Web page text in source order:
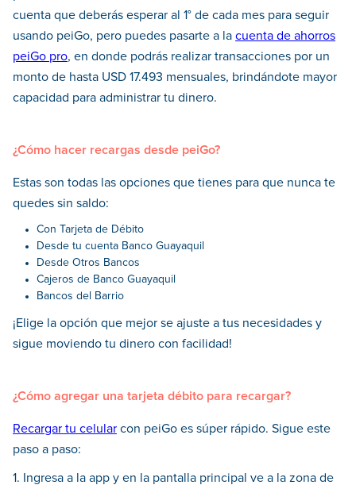
cuenta que deberás esperar al 1° de cada mes para seguir
usando peiGo, pero puedes pasarte a la cuenta de ahorros
peiGo pro, en donde podrás realizar transacciones por un
monto de hasta USD 17.493 mensuales, brindándote mayor
capacidad para administrar tu dinero.
¿Cómo hacer recargas desde peiGo?
Estas son todas las opciones que tienes para que nunca te
quedes sin saldo:
Con Tarjeta de Débito
Desde tu cuenta Banco Guayaquil
Desde Otros Bancos
Cajeros de Banco Guayaquil
Bancos del Barrio
¡Elige la opción que mejor se ajuste a tus necesidades y
sigue moviendo tu dinero con facilidad!
¿Cómo agregar una tarjeta débito para recargar?
Recargar tu celular con peiGo es súper rápido. Sigue este
paso a paso:
1. Ingresa a la app y en la pantalla principal ve a la zona de